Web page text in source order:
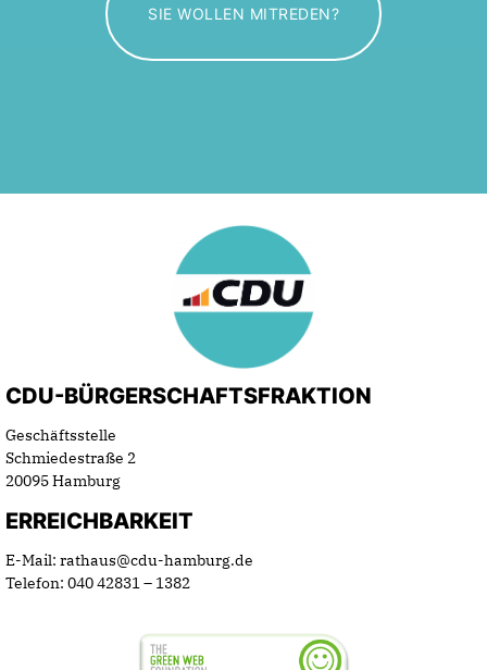
SIE WOLLEN MITREDEN?
CDU-BÜRGERSCHAFTSFRAKTION
Geschäftsstelle
Schmiedestraße 2
20095 Hamburg
ERREICHBARKEIT
E-Mail: rathaus@cdu-hamburg.de
Telefon: 040 42831 – 1382